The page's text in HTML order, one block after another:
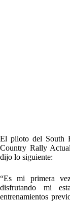
El piloto del South
Country Rally
dijo lo siguiente:
“Es mi primera
disfrutando mi
entrenamientos